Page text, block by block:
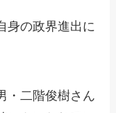
身の政界進出に
・二階俊樹さん